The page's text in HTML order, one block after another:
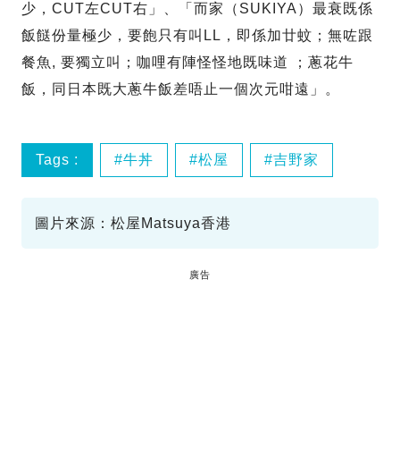
少，CUT左CUT右」、「而家（SUKIYA）最衰既係
飯餸份量極少，要飽只有叫LL，即係加廿蚊；無咗跟
餐魚, 要獨立叫；咖哩有陣怪怪地既味道 ；蔥花牛
飯，同日本既大蔥牛飯差唔止一個次元咁遠」。
Tags : 牛丼 松屋 吉野家
圖片來源：松屋Matsuya香港
廣告